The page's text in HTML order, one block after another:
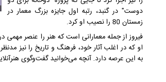
دوست" در گنبد، رتبه اول جایزه بزرگ معمار در
زمستان 80 را نصیب او کرد.
فیروز از جمله معمارانی است که هنر را عنصر
او که در اغلب آثار خود، فرهنگ و تاریخ را نیز
به این عرصه دارد. آنچه می‌خوانید گفت‌وگوی